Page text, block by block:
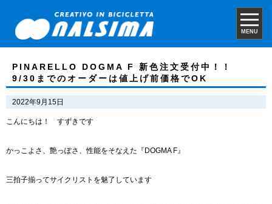
MENU
PINARELLO DOGMA F 新色注文受付中！！
9/30までのオーダーは値上げ前価格でOK
2022年9月15日
こんにちは！ すずきです
かっこよさ、艶っぽさ、性能をそなえた『DOGMA F』
三拍子揃ってサイクリストを魅了しています